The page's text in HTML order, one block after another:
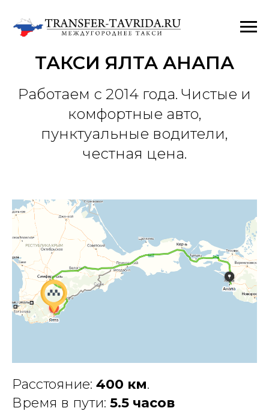
ТАКСИ ЯЛТА АНАПА
Работаем с 2014 года. Чистые и
комфортные авто,
пунктуальные водители,
честная цена.
Расстояние: 400 км.
Время в пути: 5.5 часов